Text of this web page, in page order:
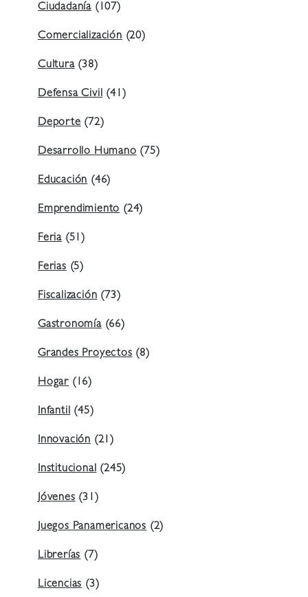
Ciudadanía (107)
Comercialización (20)
Cultura(38)
Defensa Civil (41)
Deporte (72)
Desarrollo Humano (75)
Educación (46)
Emprendimiento (24)
Feria (51)
Ferias (5)
Fiscalización (73)
Gastronomía(66)
Grandes Proyectos (8)
Hogar (16)
Infantil (45)
Innovación (21)
Institucional (245)
Jóvenes (31)
Juegos Panamericanos (2)
Librerías (7)
Licencias (3)